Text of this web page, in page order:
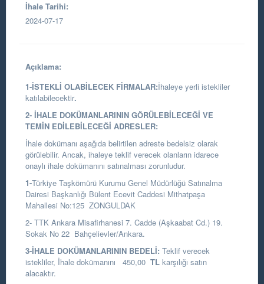
İhale Tarihi:
2024-07-17
Açıklama:
1-İSTEKLİ OLABİLECEK FİRMALAR:İhaleye yerli istekliler
katılabilecektir.
2- İHALE DOKÜMANLARININ GÖRÜLEBİLECEĞİ VE
TEMİN EDİLEBİLECEĞİ ADRESLER:
İhale dokümanı aşağıda belirtilen adreste bedelsiz olarak
görülebilir. Ancak, ihaleye teklif verecek olanların idarece
onaylı ihale dokümanını satınalması zorunludur.
1-Türkiye Taşkömürü Kurumu Genel Müdürlüğü Satınalma
Dairesi Başkanlığı Bülent Ecevit Caddesi Mithatpaşa
Mahallesi No:125 ZONGULDAK
2- TTK Ankara Misafirhanesi 7. Cadde (Aşkaabat Cd.) 19.
Sokak No 22 Bahçelievler/Ankara.
3-İHALE DOKÜMANLARININ BEDELİ: Teklif verecek
istekliler, İhale dokümanını 450,00 TL karşılığı satın
alacaktır.